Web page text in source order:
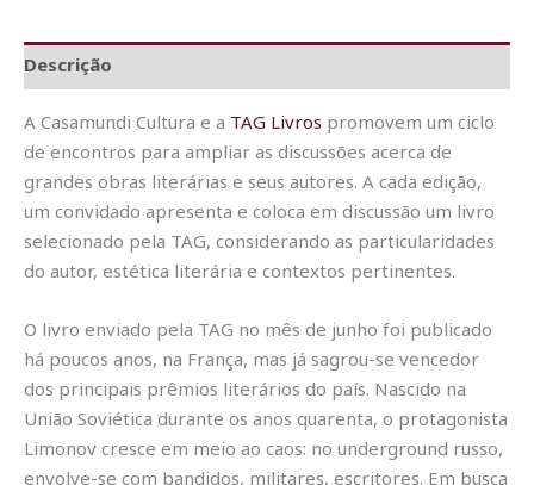
Descrição
A Casamundi Cultura e a TAG Livros promovem um ciclo
de encontros para ampliar as discussões acerca de
grandes obras literárias e seus autores. A cada edição,
um convidado apresenta e coloca em discussão um livro
selecionado pela TAG, considerando as particularidades
do autor, estética literária e contextos pertinentes.
O livro enviado pela TAG no mês de junho foi publicado
há poucos anos, na França, mas já sagrou-se vencedor
dos principais prêmios literários do país. Nascido na
União Soviética durante os anos quarenta, o protagonista
Limonov cresce em meio ao caos: no underground russo,
envolve-se com bandidos, militares, escritores. Em busca